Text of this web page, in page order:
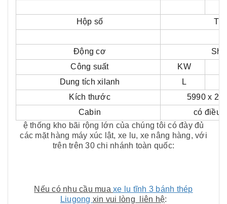
Hộp số
Động cơ
Công suất
KW
Dung tích xilanh
L
Kích thước
5990 x
Cabin
có điều
ệ thống kho bãi rộng lớn của chúng tôi có đày đủ
các mặt hàng máy xúc lật, xe lu, xe nâng hàng, với
trên trên 30 chi nhánh toàn quốc:
Nếu có nhu cầu muaxe lu tĩnh 3 bánh thép
Liugong xin vui lòng liên hệ: